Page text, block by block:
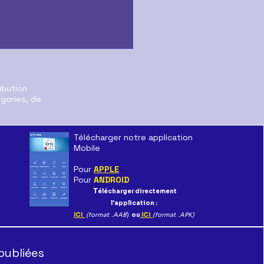
Mobilisés
de
Télécharger notre application
Mobile
Pour APPLE
Pour ANDROID
Télécharger directement
l'application :
ICI
(format .AAB) ou ICI (format .APK)